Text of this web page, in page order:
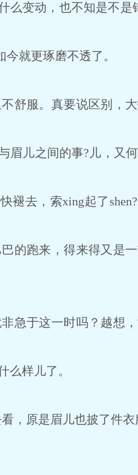
变动，也不知是不是
就更琢磨不透了。
舒服。真要说区别，
儿之间的事?儿，又何
去，索xing起了
跑来，得来得又是一
急于这一时吗？越想
样儿了。
原是眉儿也披了件衣